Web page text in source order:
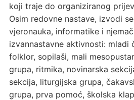
koji traje do organiziranog
Osim redovne nastave, izvodi
vjeronauka, informatike i
izvannastavne aktivnosti: mladi
folklor, sopilaši, mali
grupa, ritmika, novinarska
sekcija, liturgijska grupa,
grupa, prva pomoć, školska